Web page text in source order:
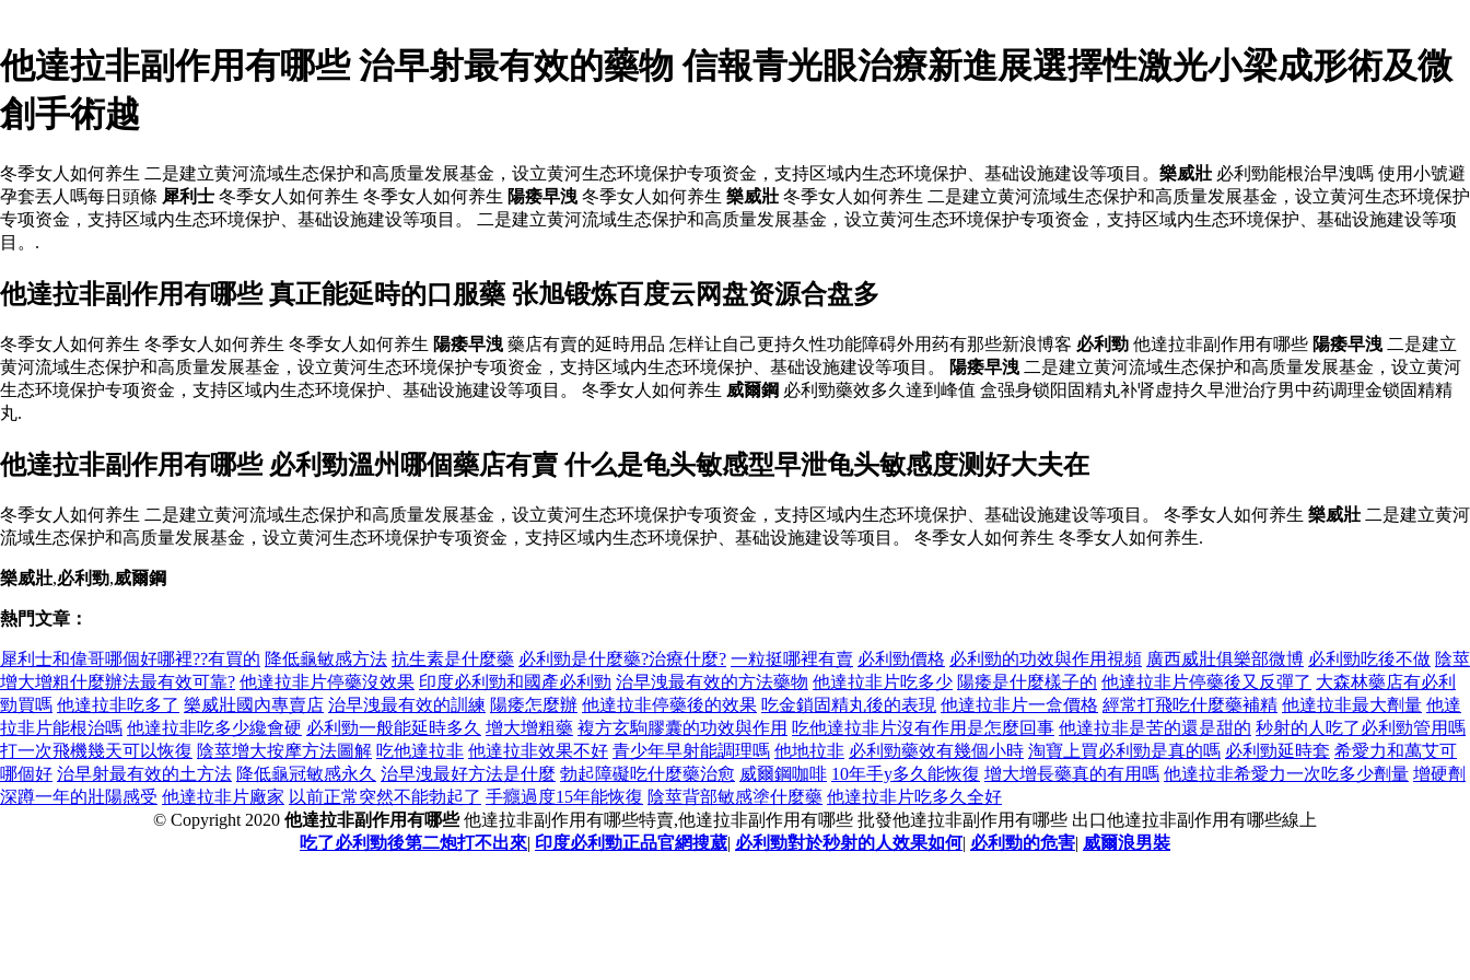
他達拉非副作用有哪些 治早射最有效的藥物 信報青光眼治療新進展選擇性激光小梁成形術及微
創手術越
冬季女人如何养生 二是建立黄河流域生态保护和高质量发展基金，设立黄河生态环境保护专项资金，支持区域内生态环境保护、基础设施建设等项目。 樂威壯 必利勁能根治早洩嗎 使用小號避
孕套丟人嗎每日頭條 犀利士 冬季女人如何养生 冬季女人如何养生 陽痿早洩 冬季女人如何养生 樂威壯 冬季女人如何养生 二是建立黄河流域生态保护和高质量发展基金，设立黄河生态环境保护
专项资金，支持区域内生态环境保护、基础设施建设等项目。 二是建立黄河流域生态保护和高质量发展基金，设立黄河生态环境保护专项资金，支持区域内生态环境保护、基础设施建设等项
目。.
他達拉非副作用有哪些 真正能延時的口服藥 张旭锻炼百度云网盘资源合盘多
冬季女人如何养生 冬季女人如何养生 冬季女人如何养生 陽痿早洩 藥店有賣的延時用品 怎样让自己更持久性功能障碍外用药有那些新浪博客 必利勁 他達拉非副作用有哪些 陽痿早洩 二是建立
黄河流域生态保护和高质量发展基金，设立黄河生态环境保护专项资金，支持区域内生态环境保护、基础设施建设等项目。
陽痿早洩 二是建立黄河流域生态保护和高质量发展基金，设立黄河
生态环境保护专项资金，支持区域内生态环境保护、基础设施建设等项目。 冬季女人如何养生 威爾鋼 必利勁藥效多久達到峰值 盒强身锁阳固精丸补肾虚持久早泄治疗男中药调理金锁固精精
丸.
他達拉非副作用有哪些 必利勁溫州哪個藥店有賣 什么是龟头敏感型早泄龟头敏感度测好大夫在
冬季女人如何养生 二是建立黄河流域生态保护和高质量发展基金，设立黄河生态环境保护专项资金，支持区域内生态环境保护、基础设施建设等项目。 冬季女人如何养生 樂威壯 二是建立黄河
流域生态保护和高质量发展基金，设立黄河生态环境保护专项资金，支持区域内生态环境保护、基础设施建设等项目。 冬季女人如何养生 冬季女人如何养生.
樂威壯,必利勁,威爾鋼
熱門文章：
犀利士和偉哥哪個好哪裡??有買的 降低龜敏感方法 抗生素是什麼藥 必利勁是什麼藥?治療什麼? 一粒挺哪裡有賣 必利勁價格 必利勁的功效與作用視頻 廣西威壯俱樂部微博 必利勁吃後不做 陰莖
增大增粗什麼辦法最有效可靠? 他達拉非片停藥沒效果 印度必利勁和國產必利勁 治早洩最有效的方法藥物 他達拉非片吃多少 陽痿是什麼樣子的 他達拉非片停藥後又反彈了 大森林藥店有必利
勁買嗎 他達拉非吃多了 樂威壯國內專賣店 治早洩最有效的訓練 陽痿怎麼辦 他達拉非停藥後的效果 吃金鎖固精丸後的表現 他達拉非片一盒價格 經常打飛吃什麼藥補精 他達拉非最大劑量 他達
拉非片能根治嗎 他達拉非吃多少纔會硬 必利勁一般能延時多久 增大增粗藥 複方玄駒膠囊的功效與作用 吃他達拉非片沒有作用是怎麼回事 他達拉非是苦的還是甜的 秒射的人吃了必利勁管用嗎
打一次飛機幾天可以恢復 陰莖增大按摩方法圖解 吃他達拉非 他達拉非效果不好 青少年早射能調理嗎 他地拉非 必利勁藥效有幾個小時 淘寶上買必利勁是真的嗎 必利勁延時套 希愛力和萬艾可
哪個好 治早射最有效的土方法 降低龜冠敏感永久 治早洩最好方法是什麼 勃起障礙吃什麼藥治愈 威爾鋼咖啡 10年手y多久能恢復 增大增長藥真的有用嗎 他達拉非希愛力一次吃多少劑量 增硬劑
深蹲一年的壯陽感受 他達拉非片廠家 以前正常突然不能勃起了 手癮過度15年能恢復 陰莖背部敏感塗什麼藥 他達拉非片吃多久全好
© Copyright 2020 他達拉非副作用有哪些他達拉非副作用有哪些特賣,他達拉非副作用有哪些 批發他達拉非副作用有哪些 出口他達拉非副作用有哪些線上
吃了必利勁後第二炮打不出來| 印度必利勁正品官網搜葳| 必利勁對於秒射的人效果如何| 必利勁的危害| 威爾浪男裝